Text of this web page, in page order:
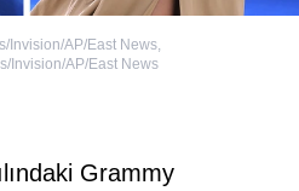
Invision/AP/East News,
Invision/AP/East News
Grammy